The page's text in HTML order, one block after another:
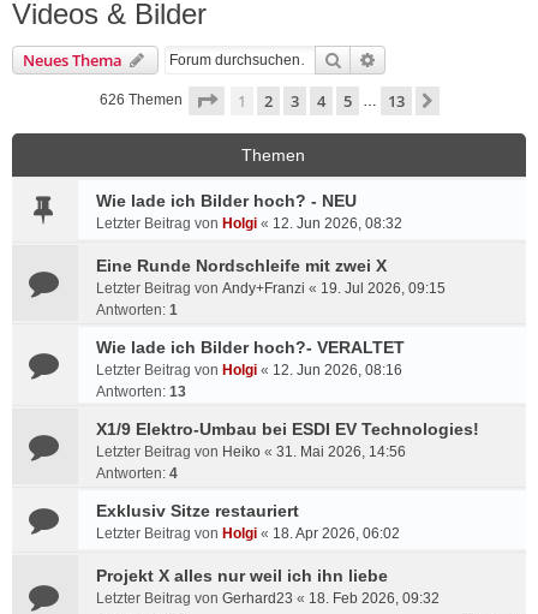
Videos & Bilder
Neues Thema Suche
626 Themen Seite 1von 13
1 2 3 4 5 … 13
Themen
Wie lade ich Bilder hoch? - NEU
Letzter Beitrag von Holgi « 12. Jun 2026, 08:32
Eine Runde Nordschleife mit zwei X
Letzter Beitrag von Andy+Franzi « 19. Jul 2026, 09:15
Antworten: 1
Wie lade ich Bilder hoch?- VERALTET
Letzter Beitrag von Holgi « 12. Jun 2026, 08:16
Antworten: 13
X1/9 Elektro-Umbau bei ESDI EV Technologies!
Letzter Beitrag von Heiko « 31. Mai 2026, 14:56
Antworten: 4
Exklusiv Sitze restauriert
Letzter Beitrag von Holgi « 18. Apr 2026, 06:02
Projekt X alles nur weil ich ihn liebe
Letzter Beitrag von Gerhard23 « 18. Feb 2026, 09:32